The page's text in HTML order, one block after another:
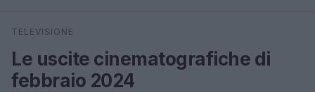
Cerca
TELEVISIONE
Le uscite cinematografiche di
febbraio 2024